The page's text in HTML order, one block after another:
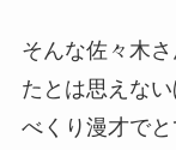
そんな佐々木
たとは思えな
べくり漫才でと